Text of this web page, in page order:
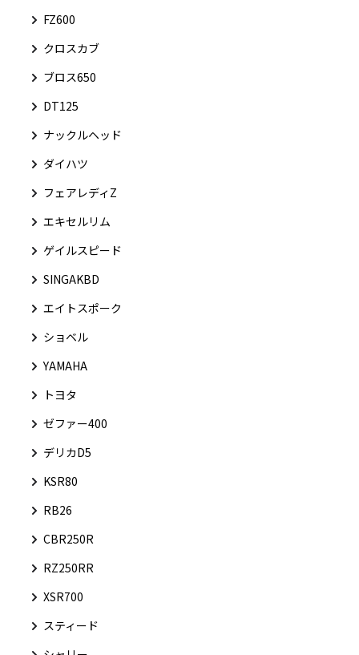
FZ600
クロスカブ
ブロス650
DT125
ナックルヘッド
ダイハツ
フェアレディZ
エキセルリム
ゲイルスピード
SINGAKBD
エイトスポーク
ショベル
YAMAHA
トヨタ
ゼファー400
デリカD5
KSR80
RB26
CBR250R
RZ250RR
XSR700
スティード